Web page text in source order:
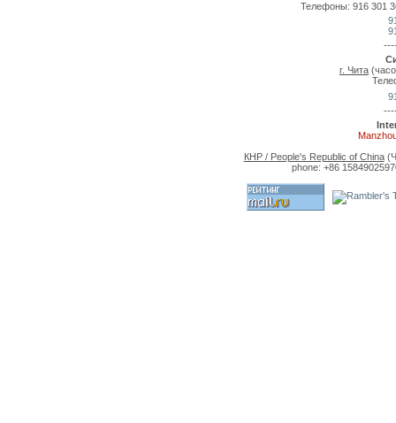
Телефоны: 916 301
г. Чита
КНР / People's Republic of China
phone: +86